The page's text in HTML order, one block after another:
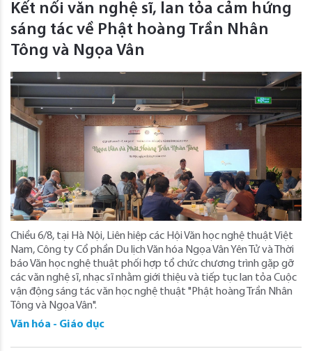
Kết nối văn nghệ sĩ, lan tỏa cảm hứng
sáng tác về Phật hoàng Trần Nhân
Tông và Ngọa Vân
Chiều 6/8, tại Hà Nội, Liên hiệp các Hội Văn học nghệ thuật Việt
Nam, Công ty Cổ phần Du lịch Văn hóa Ngọa Vân Yên Tử và Thời
báo Văn học nghệ thuật phối hợp tổ chức chương trình gặp gỡ
các văn nghệ sĩ, nhạc sĩ nhằm giới thiệu và tiếp tục lan tỏa Cuộc
vận động sáng tác văn học nghệ thuật "Phật hoàng Trần Nhân
Tông và Ngọa Vân".
Văn hóa - Giáo dục